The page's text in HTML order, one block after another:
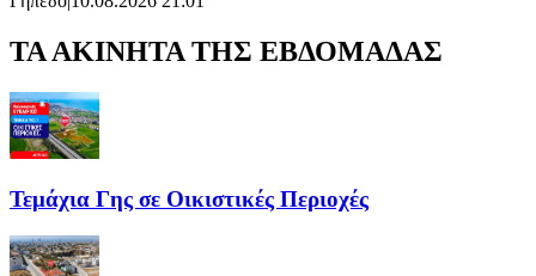
ΤΑ ΑΚΙΝΗΤΑ ΤΗΣ ΕΒΔΟΜΑΔΑΣ
Τεμάχια Γης σε Οικιστικές Περιοχές